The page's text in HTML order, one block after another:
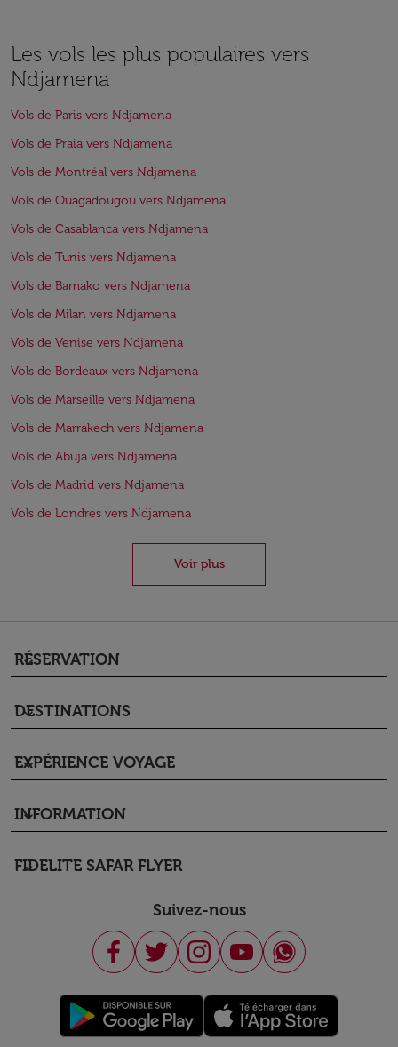
Les vols les plus populaires vers
Ndjamena
Vols de Paris vers Ndjamena
Vols de Praia vers Ndjamena
Vols de Montréal vers Ndjamena
Vols de Ouagadougou vers Ndjamena
Vols de Casablanca vers Ndjamena
Vols de Tunis vers Ndjamena
Vols de Bamako vers Ndjamena
Vols de Milan vers Ndjamena
Vols de Venise vers Ndjamena
Vols de Bordeaux vers Ndjamena
Vols de Marseille vers Ndjamena
Vols de Marrakech vers Ndjamena
Vols de Abuja vers Ndjamena
Vols de Madrid vers Ndjamena
Vols de Londres vers Ndjamena
Voir plus
RÉSERVATION
keyboard_arrow_down
DESTINATIONS
keyboard_arrow_down
EXPÉRIENCE VOYAGE
keyboard_arrow_down
INFORMATION
keyboard_arrow_down
FIDELITE SAFAR FLYER
keyboard_arrow_down
Suivez-nous